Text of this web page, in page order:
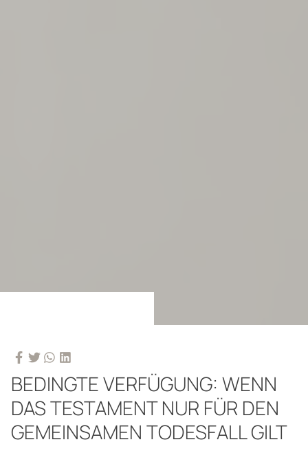
BEDINGTE VERFÜGUNG: WENN
DAS TESTAMENT NUR FÜR DEN
GEMEINSAMEN TODESFALL GILT